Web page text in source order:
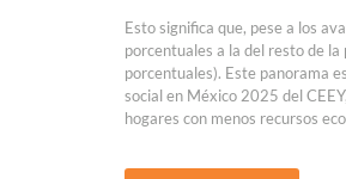
Esto significa que, pese a los
porcentuales a la del resto de
porcentuales). Este panorama
social en México 2025 del
hogares con menos recursos